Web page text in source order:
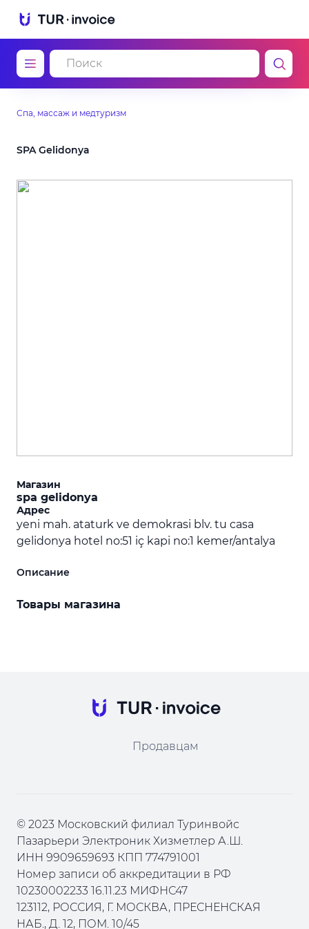
Спа, массаж и медтуризм
SPA Gelidonya
Магазин
spa gelidonya
Адрес
yeni mah. ataturk ve demokrasi blv. tu casa
gelidonya hotel no:51 iç kapi no:1 kemer/antalya
Описание
Товары магазина
Продавцам
© 2023 Московский филиал Туринвойс
Пазарьери Электроник Хизметлер А.Ш.
ИНН 9909659693 КПП 774791001
Номер записи об аккредитации в РФ
10230002233 16.11.23 МИФНС47
123112, РОССИЯ, Г. МОСКВА, ПРЕСНЕНСКАЯ
НАБ., Д. 12, ПОМ. 10/45